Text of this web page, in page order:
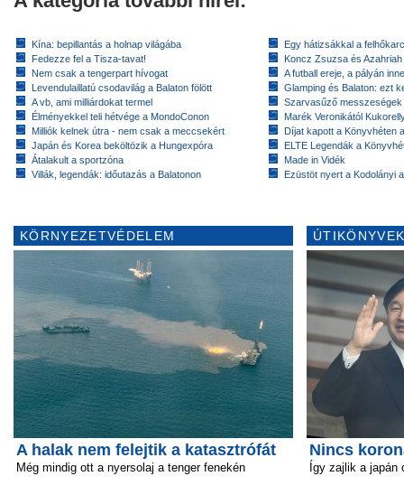
Kína: bepillantás a holnap világába
Fedezze fel a Tisza-tavat!
Nem csak a tengerpart hívogat
Levendulaillatú csodavilág a Balaton fölött
A vb, ami milliárdokat termel
Élményekkel teli hétvége a MondoConon
Milliók kelnek útra - nem csak a meccsekért
Japán és Korea beköltözik a Hungexpóra
Átalakult a sportzóna
Villák, legendák: időutazás a Balatonon
Egy hátizsákkal a
Koncz Zsuzsa és
A futball ereje, a pályán
Glamping és Balaton: ezt
Szarvasűző messzeségek
Marék Veronikától
Díjat kapott a Könyvhéten
ELTE Legendák a
Made in Vidék
Ezüstöt nyert a Kodolányi
KÖRNYEZETVÉDELEM
A halak nem felejtik a katasztrófát
Még mindig ott a nyersolaj a tenger fenekén
Nincs
Így zajlik a japán